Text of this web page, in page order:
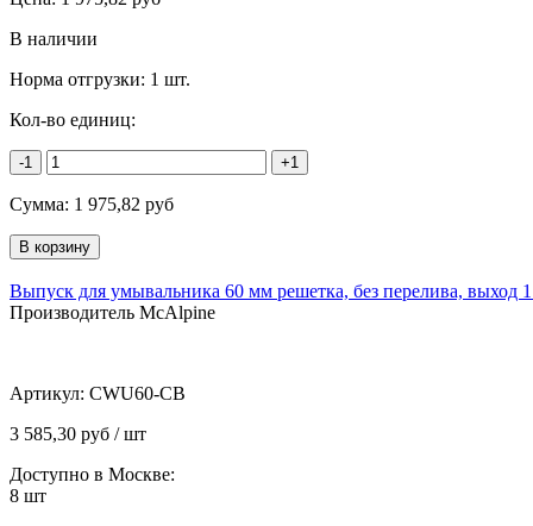
В наличии
Норма отгрузки: 1 шт.
Кол-во единиц:
-1 +1
Сумма: 1 975,82 руб
Выпуск для умывальника 60 мм решетка, без перелива, выход
Производитель McAlpine
Артикул: CWU60-CB
3 585,30 руб / шт
Доступно в Москве:
8 шт